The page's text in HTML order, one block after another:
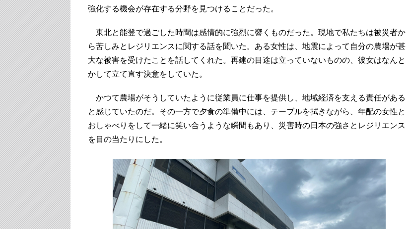
強化する機会が存在する分野を見つけることだった。
東北と能登で過ごした時間は感情的に強烈に響くものだった。現地で私たちは被災者か
ら苦しみとレジリエンスに関する話を聞いた。ある女性は、地震によって自分の農場が甚
大な被害を受けたことを話してくれた。再建の目途は立っていないものの、彼女はなんと
かして立て直す決意をしていた。
かつて農場がそうしていたように従業員に仕事を提供し、地域経済を支える責任がある
と感じていたのだ。その一方で夕食の準備中には、テーブルを拭きながら、年配の女性と
おしゃべりをして一緒に笑い合うような瞬間もあり、災害時の日本の強さとレジリエンス
を目の当たりにした。